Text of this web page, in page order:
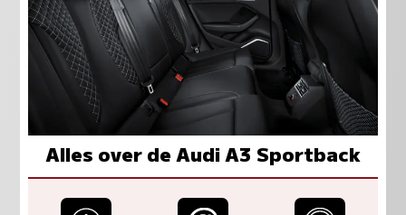
Alles over de Audi A3 Sportback